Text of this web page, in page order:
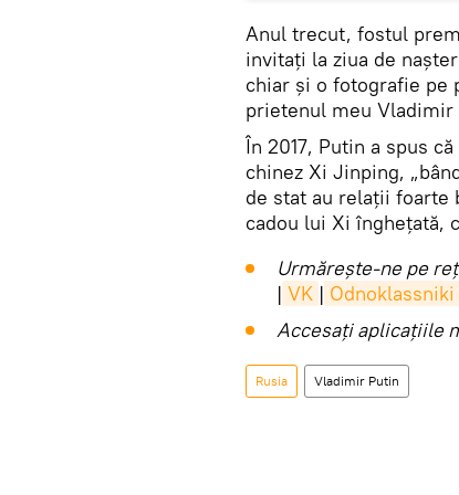
Anul trecut, fostul
invitați la ziua de
chiar și o fotografie pe
prietenul meu Vladimir
În 2017, Putin a spus
chinez Xi Jinping,
de stat au relații foarte
cadou lui Xi înghețată,
Urmărește-ne pe
| VK | Odnoklassniki
Accesaţi aplicaţiile
Rusia Vladimir Putin